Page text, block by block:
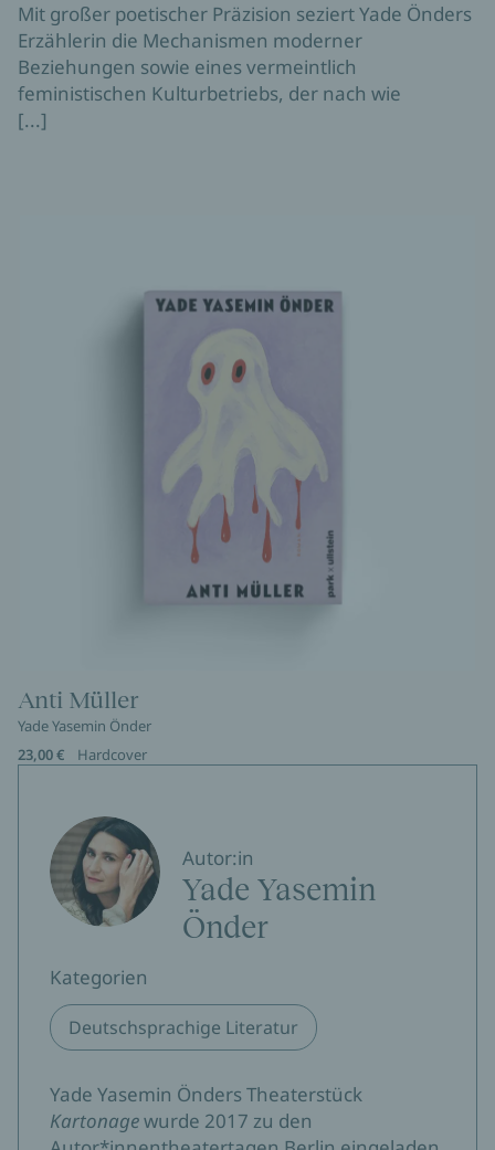
Mit großer poetischer Präzision seziert Yade Önders
Erzählerin die Mechanismen moderner
Beziehungen sowie eines vermeintlich
feministischen Kulturbetriebs, der nach wie
[...]
Anti Müller
Yade Yasemin Önder
23,00 €
Hardcover
Autor:in
Yade Yasemin
Önder
Kategorien
Deutschsprachige Literatur
Yade Yasemin Önders Theaterstück
Kartonagewurde 2017 zu den